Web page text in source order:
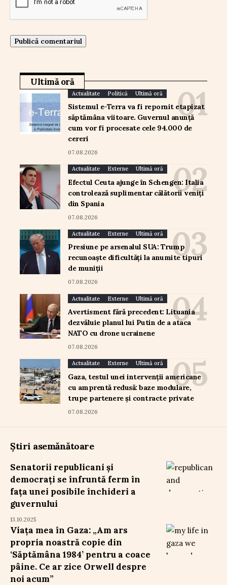
Ultimă oră
Actualitate Politică Ultimă oră
Sistemul e-Terra va fi repornit etapizat
săptămâna viitoare. Guvernul anunță
cum vor fi procesate cele 94.000 de
cereri
07.08.2026
Actualitate Externe Ultimă oră
Efectul Ceuta ajunge în Schengen: Italia
controlează suplimentar călătorii veniți
din Spania
07.08.2026
Actualitate Externe Ultimă oră
Presiune pe arsenalul SUA: Trump
recunoaște dificultăți la anumite tipuri
de muniții
07.08.2026
Actualitate Externe Ultimă oră
Avertisment fără precedent: Lituania
dezvăluie planul lui Putin de a ataca
NATO cu drone ucrainene
07.08.2026
Actualitate Externe Ultimă oră
Gaza, testul unei intervenții americane
cu amprentă redusă: baze modulare,
trupe partenere și contracte private
07.08.2026
Știri asemănătoare
Senatorii republicani și
democrați se înfruntă ferm în
fața unei posibile închideri a
guvernului
13.10.2025
Viața mea în Gaza: „Am ars
propria noastră copie din
‘Săptămâna 1984’ pentru a coace
pâine. Ce ar zice Orwell despre
noi acum”